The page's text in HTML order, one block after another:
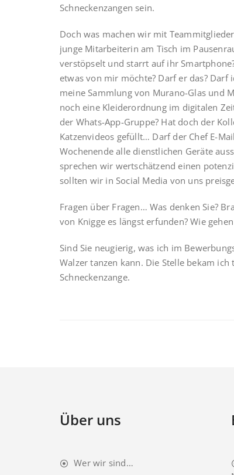
Schneckenzangen sein.
Doch was machen wir mit
junge Mitarbeiterin am Tisch im
verstöpselt und starrt auf ihr
etwas von mir möchte? Darf er das?
meine Sammlung von Murano-Glas und
noch eine Kleiderordnung im digitalen
der Whats-App-Gruppe? Hat doch der
Katzenvideos gefüllt… Darf der Chef E-
Wochenende alle dienstlichen Geräte
sprechen wir wertschätzend einen
sollten wir in Social Media von uns
Fragen über Fragen… Was denken Sie?
von Knigge es längst erfunden? Wie
Sind Sie neugierig, was ich im
Walzer tanzen kann. Die Stelle bekam
Schneckenzange.
Über uns
Wer wir sind…